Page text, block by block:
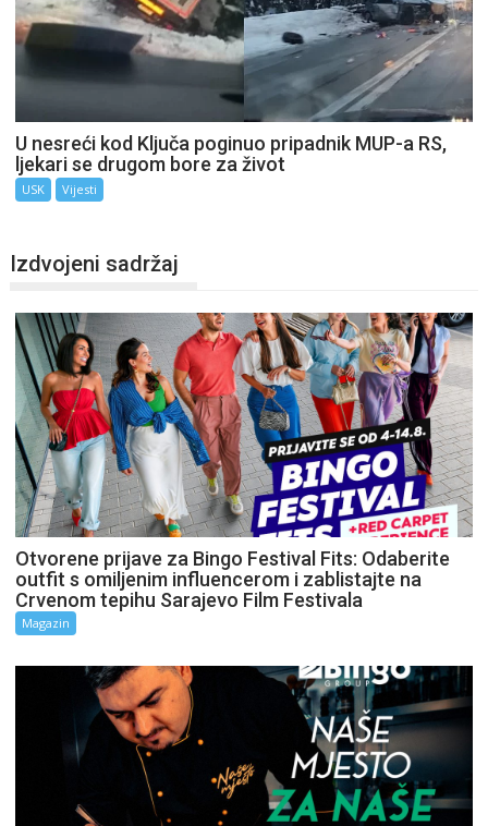
U nesreći kod Ključa poginuo pripadnik MUP-a RS,
ljekari se drugom bore za život
USK Vijesti
Izdvojeni sadržaj
Otvorene prijave za Bingo Festival Fits: Odaberite
outfit s omiljenim influencerom i zablistajte na
Crvenom tepihu Sarajevo Film Festivala
Magazin